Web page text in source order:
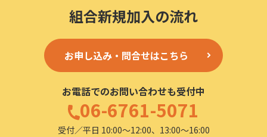
組合新規加入の流れ
お申し込み・問合せはこちら
お電話でのお問い合わせも受付中
06-6761-5071
受付／平日 10:00〜12:00、13:00〜16:00